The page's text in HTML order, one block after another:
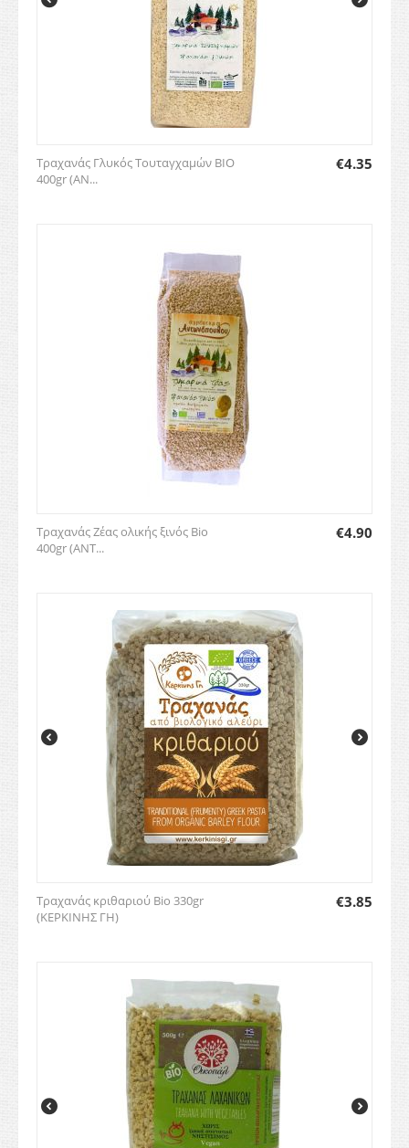
Τραχανάς Γλυκός Τουταγχαμών BIO
400gr (ΑΝ...
€4.35
Τραχανάς Ζέας ολικής ξινός Bio
400gr (ΑΝΤ...
€4.90
Τραχανάς κριθαριού Bio 330gr
(ΚΕΡΚΙΝΗΣ ΓΗ)
€3.85